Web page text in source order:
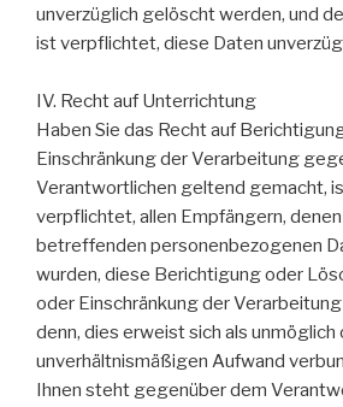
unverzüglich gelöscht werden, und
ist verpflichtet, diese Daten
IV. Recht auf Unterrichtung
Haben Sie das Recht auf
Einschränkung der Verarbeitung
Verantwortlichen geltend gemacht,
verpflichtet, allen Empfängern, denen
betreffenden personenbezogenen
wurden, diese Berichtigung oder
oder Einschränkung der
denn, dies erweist sich als
unverhältnismäßigen Aufwand
Ihnen steht gegenüber dem